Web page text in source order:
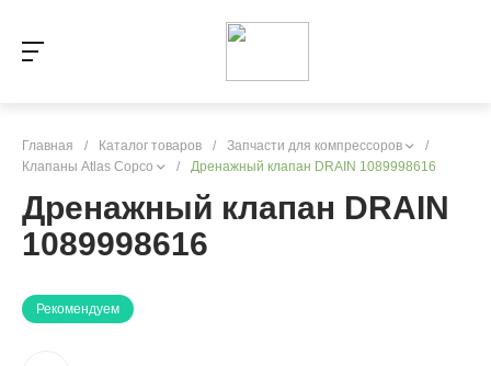
Главная / Каталог товаров / Запчасти для компрессоров
/
Клапаны Atlas Copco
/ Дренажный клапан DRAIN 1089998616
Дренажный клапан DRAIN
1089998616
Рекомендуем